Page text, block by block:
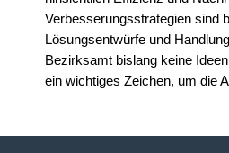
Verbesserungsstrategien sind
Lösungsentwürfe und
Bezirksamt bislang keine
ein wichtiges Zeichen, um die